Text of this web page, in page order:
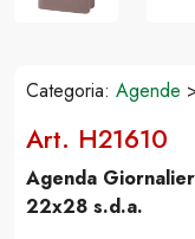
Categoria: Agende
Art. H21610
Agenda
22x28 s.d.a.